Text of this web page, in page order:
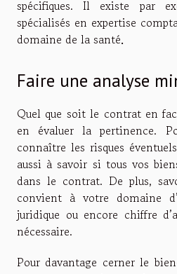
spécifiques. Il existe par
spécialisés en expertise
domaine de la santé.
Faire une analyse
Quel que soit le contrat en
en évaluer la pertinence.
connaître les risques
aussi à savoir si tous vos
dans le contrat. De plus,
convient à votre domaine
juridique ou encore chiffre
nécessaire.
Pour davantage cerner le